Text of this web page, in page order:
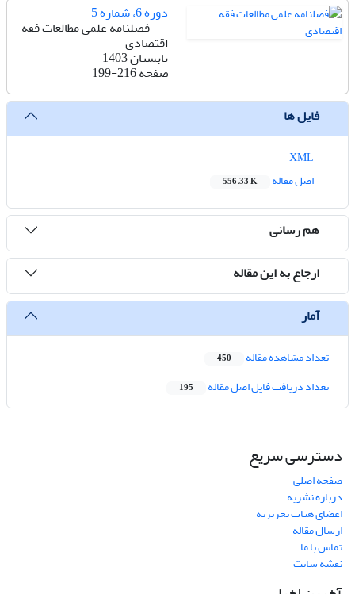
دوره 6، شماره 5
فصلنامه علمی مطالعات فقه
اقتصادی
تابستان 1403
صفحه199-216
فایل ها
اصل مقاله
556.33 K
هم رسانی
ارجاع به این مقاله
آمار
تعداد مشاهده مقاله 450
تعداد دریافت فایل اصل مقاله 195
دسترسی سریع
صفحه اصلی
درباره نشریه
اعضای هیات تحریریه
ارسال مقاله
تماس با ما
نقشه سایت